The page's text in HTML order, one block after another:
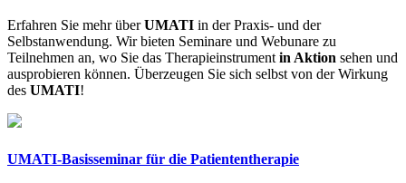
Erfahren Sie mehr überUMATI in der Praxis- und der
Selbstanwendung. Wir bieten Seminare und Webunare zu
Teilnehmen an, wo Sie das Therapieinstrumentin Aktion sehen und
ausprobieren können. Überzeugen Sie sich selbst von der Wirkung
des UMATI!
UMATI-Basisseminar für die Patiententherapie